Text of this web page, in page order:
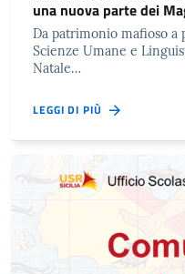
una nuova parte dei
Da patrimonio mafioso a
Scienze Umane e
Natale…
LEGGI DI PIÙ